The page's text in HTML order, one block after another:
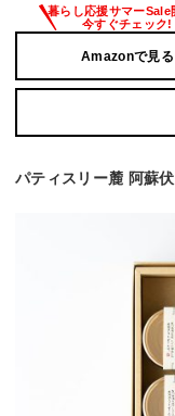
Amazonで見る
パティスリー麓 阿蘇